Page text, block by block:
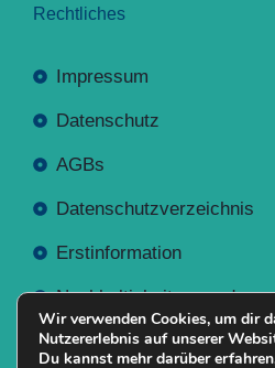
Rechtliches
Impressum
Datenschutz
AGBs
Datenschutzverzeichnis
Erstinformation
Nachhaltigkeitsverordnung
Wir verwenden Cookies, um dir
Nutzererlebnis auf unserer
Du kannst mehr darüber